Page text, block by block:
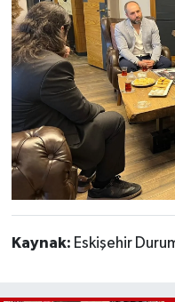
Kaynak: Eskişehir